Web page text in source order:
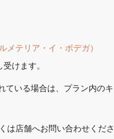
メテリア・イ・ボデガ）
けます。
いる場合は、プラン内の
は店舗へお問い合わせくだ